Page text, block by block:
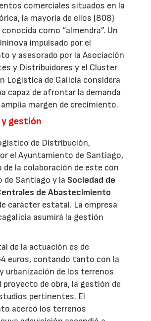
comerciales situados en la
la mayoría de ellos (808)
como “almendra”. Un
impulsado por el
y asesorado por la Asociación
y Distribuidores y el Cluster
Logística de Galicia considera
capaz de afrontar la demanda
margen de crecimiento.
gestión
de Distribución,
el Ayuntamiento de Santiago,
de la colaboración de este con
de Santiago y la Sociedad de
de Abastecimiento
carácter estatal. La empresa
asumirá la gestión
de la actuación es de
euros, contando tanto con la
urbanización de los terrenos
proyecto de obra, la gestión de
pertinentes. El
acercó los terrenos